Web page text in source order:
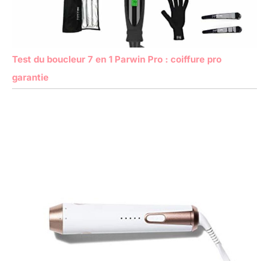
Test du boucleur 7 en 1 Parwin Pro : coiffure pro
garantie